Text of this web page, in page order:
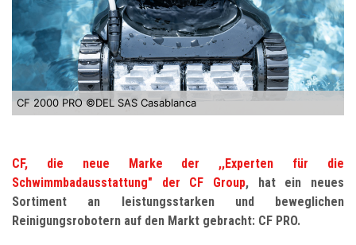
CF 2000 PRO ©DEL SAS Casablanca
CF, die neue Marke der ,,Experten für die
Schwimmbadausstattung" der CF Group, hat ein neues
Sortiment an leistungsstarken und beweglichen
Reinigungsrobotern auf den Markt gebracht: CF PRO.